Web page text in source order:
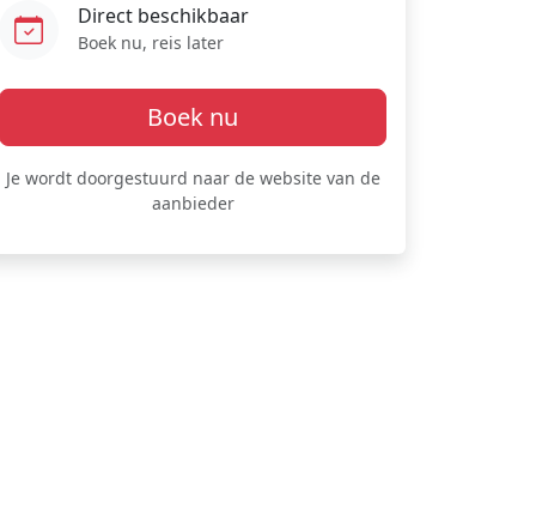
Direct beschikbaar
Boek nu, reis later
Boek nu
Je wordt doorgestuurd naar de website van de
aanbieder